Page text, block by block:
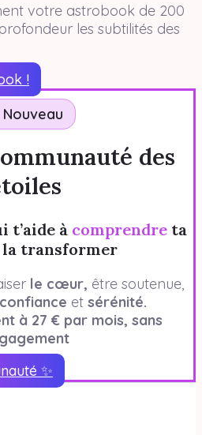
votre astrobook de 200
les subtilités des
!
Nouveau
des
t’aide à comprendre ta
transformer
le cœur, être soutenue,
confiance et sérénité.
à 27 € par mois, sans
✨